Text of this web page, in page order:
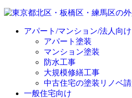
アパート/マンション/法人向け
アパート塗装
マンション塗装
防水工事
大規模修繕工事
中古住宅の塗装リノベ請
一般住宅向け